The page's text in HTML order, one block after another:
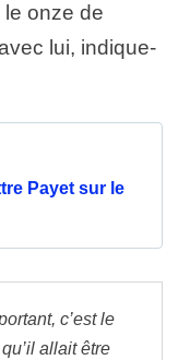
le onze de
lui, indique-
Payet sur le
c’est le
allait être